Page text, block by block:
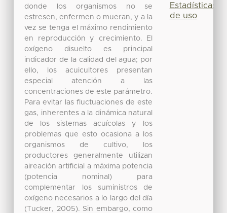
donde los organismos no se
estresen, enfermen o mueran, y a la
vez se tenga el máximo rendimiento
en reproducción y crecimiento. El
oxígeno disuelto es principal
indicador de la calidad del agua; por
ello, los acuicultores presentan
especial atención a las
concentraciones de este parámetro.
Para evitar las fluctuaciones de este
gas, inherentes a la dinámica natural
de los sistemas acuícolas y los
problemas que esto ocasiona a los
organismos de cultivo, los
productores generalmente utilizan
aireación artificial a máxima potencia
(potencia nominal) para
complementar los suministros de
oxígeno necesarios a lo largo del día
(Tucker, 2005). Sin embargo, como
Estadísticas
de uso